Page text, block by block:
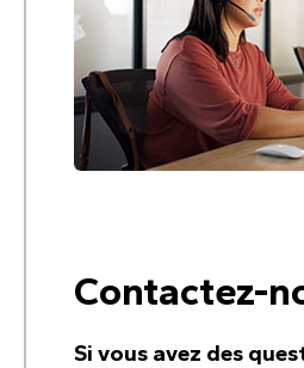
Contactez-
Si vous avez des